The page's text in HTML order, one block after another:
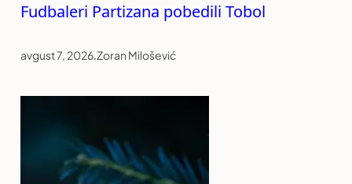
Fudbaleri Partizana pobedili Tobol
avgust 7, 2026.Zoran Milošević